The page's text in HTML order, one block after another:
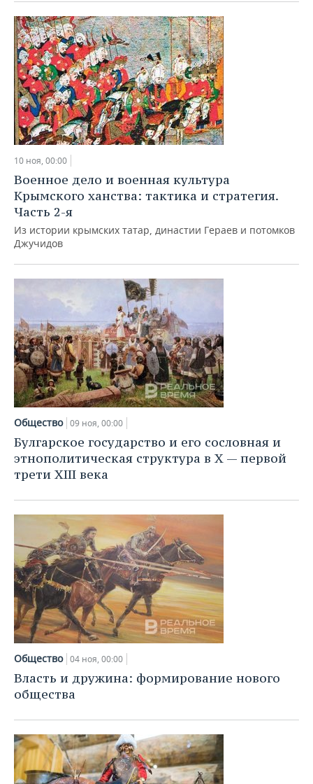
10 ноя, 00:00
Военное дело и военная культура
Крымского ханства: тактика и стратегия.
Часть 2-я
Из истории крымских татар, династии Гераев и потомков
Джучидов
Общество 09 ноя, 00:00
Булгарское государство и его сословная и
этнополитическая структура в X — первой
трети XIII века
Общество 04 ноя, 00:00
Власть и дружина: формирование нового
общества